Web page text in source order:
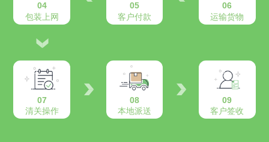
04
包装上网
05
客户付款
06
运输货物
07
清关操作
08
本地派送
09
客户签收